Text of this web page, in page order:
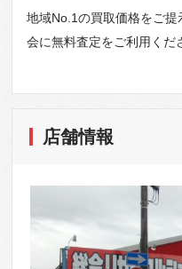
地域No.1の買取価格をご
会に無料査定をご利用くだ
店舗情報